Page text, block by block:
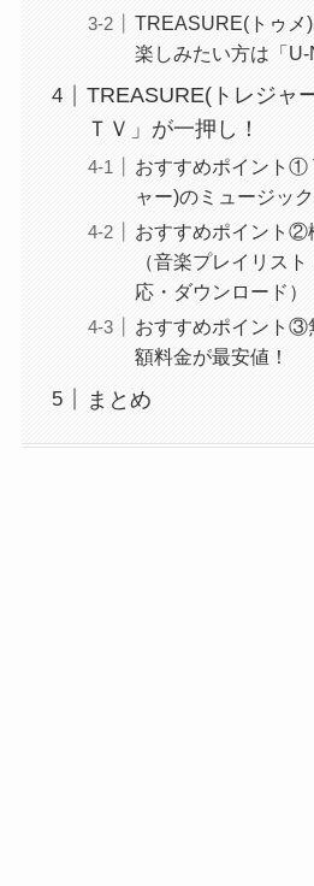
TREASURE(トゥメ
楽しみたい方は「U-
TREASURE(トレジャ
ＴＶ」が一押し！
おすすめポイント①
ャー)のミュージッ
おすすめポイント②
（音楽プレイリス
応・ダウンロード）
おすすめポイント③
額料金が最安値！
まとめ